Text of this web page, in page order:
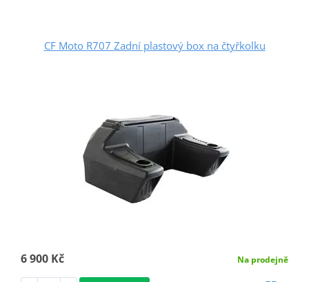
CF Moto R707 Zadní plastový box na čtyřkolku
6 900 Kč Na prodejně